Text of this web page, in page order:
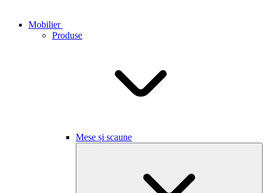
Mobilier
Produse
Mese și scaune